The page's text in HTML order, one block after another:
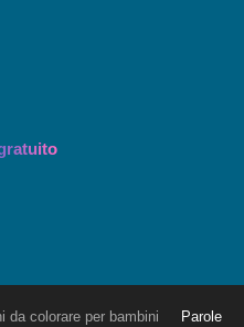
da colorare per bambini
Parole